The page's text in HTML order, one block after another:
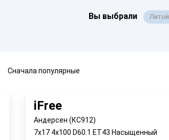
Вы выбрали Литой
Сначала популярные
iFree
Андерсен (КС912)
7x17 4x100 D60.1 ET43 Насыщенный